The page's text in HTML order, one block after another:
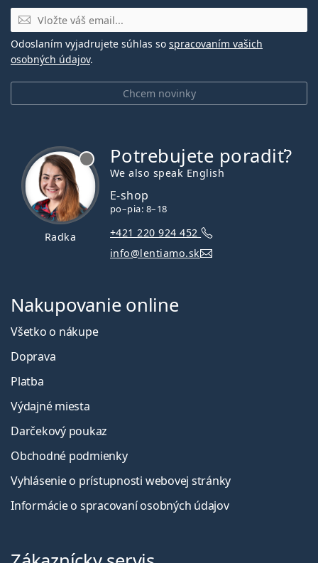
E-mail
Chcem novinky
Odoslaním vyjadrujete súhlas so spracovaním vašich
osobných údajov.
Radka
Potrebujete poradiť?
We also speak English
E-shop
po–pia: 8–18
+421 220 924 452
info@lentiamo.sk
Nakupovanie online
Všetko o nákupe
Doprava
Platba
Výdajné miesta
Darčekový poukaz
Obchodné podmienky
Vyhlásenie o prístupnosti webovej stránky
Informácie o spracovaní osobných údajov